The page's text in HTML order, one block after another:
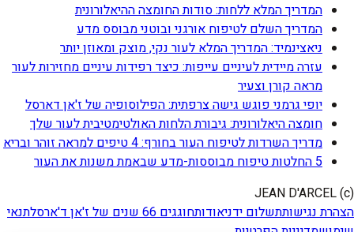
המדריך המלא ללחות: סודות החומצה ההיאלורונית
המדריך השלם לטיפוח אורגני ובוטני מבוסס מדע
ניאצינמיד: המדריך המלא לעור נקי, מוצק ומאוזן יותר
עזרה מיידית לעיניים עייפות: כיצד רפידות עיניים מחזירות לעור
מראה קורן וצעיר
יופי גרמני פוגש גישה צרפתית: הפילוסופיה של ז'אן דארסל
חומצה היאלורונית: גיבורת הלחות האולטימטיבית לעור שלך
מדריך השרדות לטיפוח העור בחורף: 4 טיפים למראה זוהר ובריא
5 החלטות טיפוח מבוססות-מדע שבאמת משנות את העור
(c) JEAN D'ARCEL
הצהרת נגישותתשלום ידניאודותחוגגים 66 שנים של ז'אן ד'ארסל
תנאי